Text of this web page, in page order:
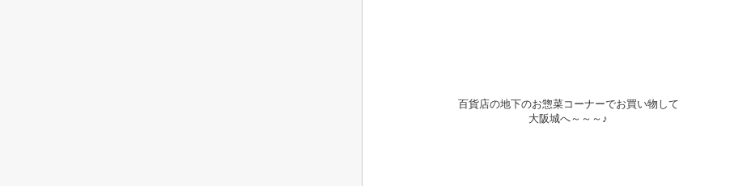
百貨店の地下のお惣菜コーナーでお買い物して
大阪城へ～～～♪